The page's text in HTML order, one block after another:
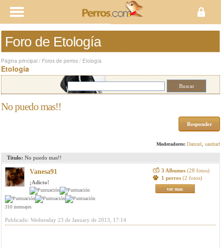
Foro de Etología
Página principal / Foros de perros / Etología
Etología
No puedo mas!!
Responder
Moderadores: Damzel sandrarf
Titulo: No puedo mas!!
Vanesa91
¡Adicto!
310 mensajes
3 Albumes (28 fotos)
1 perros (2 fotos)
ver mas
Publicado: Wednesday 23 de January de 2013, 17:14